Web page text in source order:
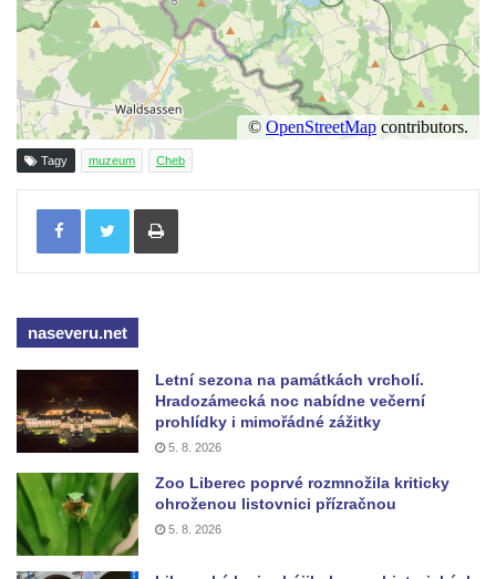
Tagy muzeum Cheb
Tisknout
naseveru.net
Letní sezona na památkách vrcholí.
Hradozámecká noc nabídne večerní
prohlídky i mimořádné zážitky
5. 8. 2026
Zoo Liberec poprvé rozmnožila kriticky
ohroženou listovnici přízračnou
5. 8. 2026